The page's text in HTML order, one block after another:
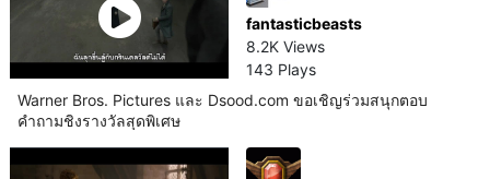
fantasticbeasts
8.2K Views
143 Plays
Warner Bros. Pictures และ Dsood.com ขอเชิญร่วมสนุกตอบ
คำถามชิงรางวัลสุดพิเศษ